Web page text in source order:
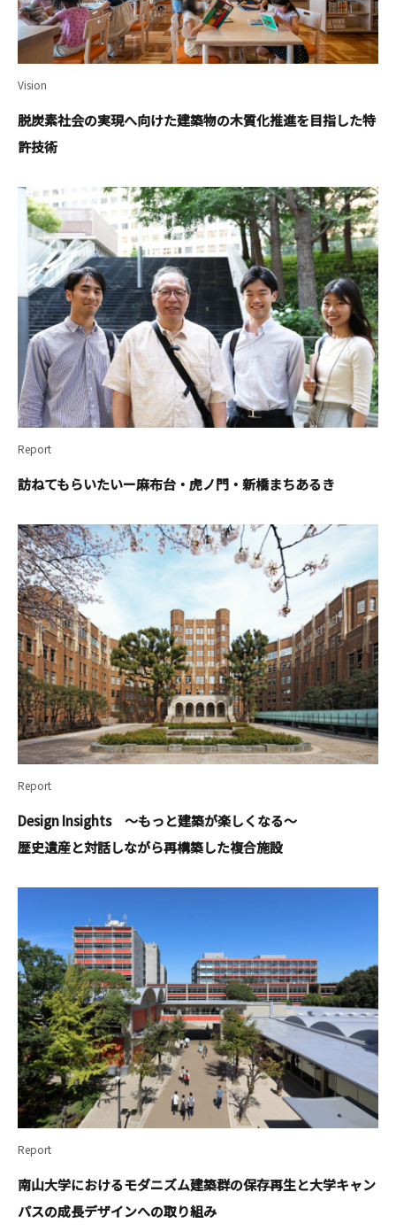
Vision
脱炭素社会の実現へ向けた建築物の木質化推進を目指した特
許技術
Report
訪ねてもらいたいー麻布台・虎ノ門・新橋まちあるき
Report
Design Insights ～もっと建築が楽しくなる～
歴史遺産と対話しながら再構築した複合施設
Report
南山大学におけるモダニズム建築群の保存再生と大学キャン
パスの成長デザインへの取り組み